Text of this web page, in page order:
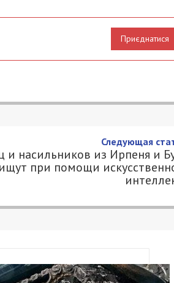
Приєднатися
Следующая
и насильников из Ирпеня и
ищут при помощи